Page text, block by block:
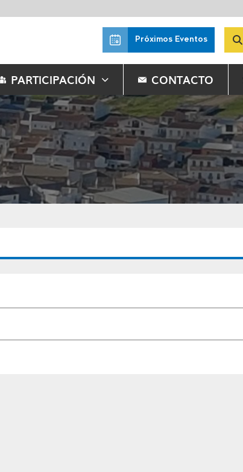
Próximos Eventos
PARTICIPACIÓN CONTACTO